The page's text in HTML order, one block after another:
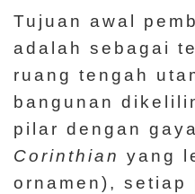
Tujuan awal
adalah sebagai
ruang tengah
bangunan
pilar dengan gaya
Corinthian yang
ornamen), setiap